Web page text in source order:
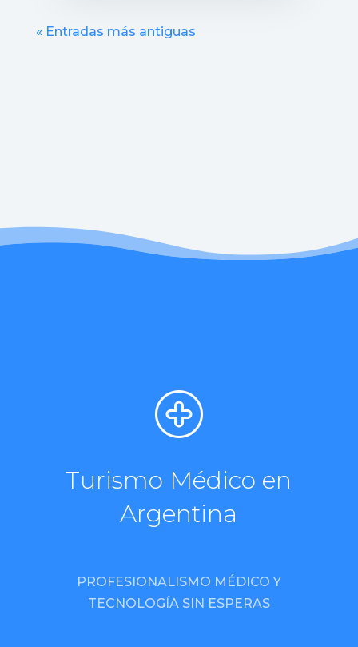
« Entradas más antiguas
Turismo Médico en
Argentina
PROFESIONALISMO MÉDICO Y
TECNOLOGÍA SIN ESPERAS